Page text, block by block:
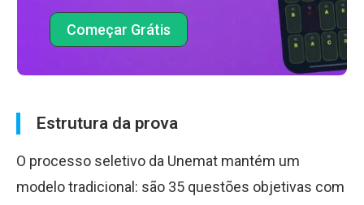
Começar Grátis
Estrutura da prova
O processo seletivo da Unemat mantém um
modelo tradicional: são 35 questões objetivas com